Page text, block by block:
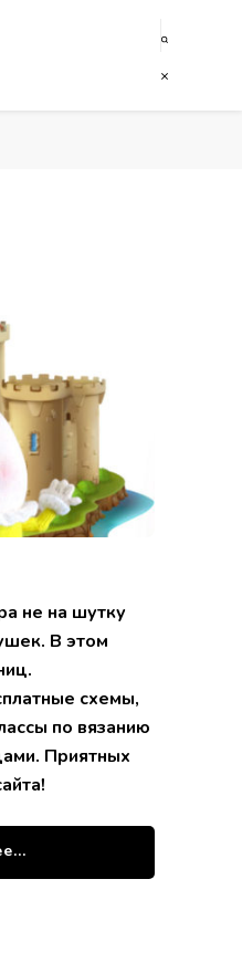
не на шутку
В этом
схемы,
по вязанию
Приятных